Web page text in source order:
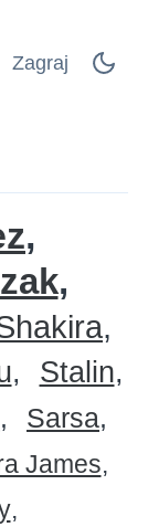
Zagraj
Stalin
Sarsa
James